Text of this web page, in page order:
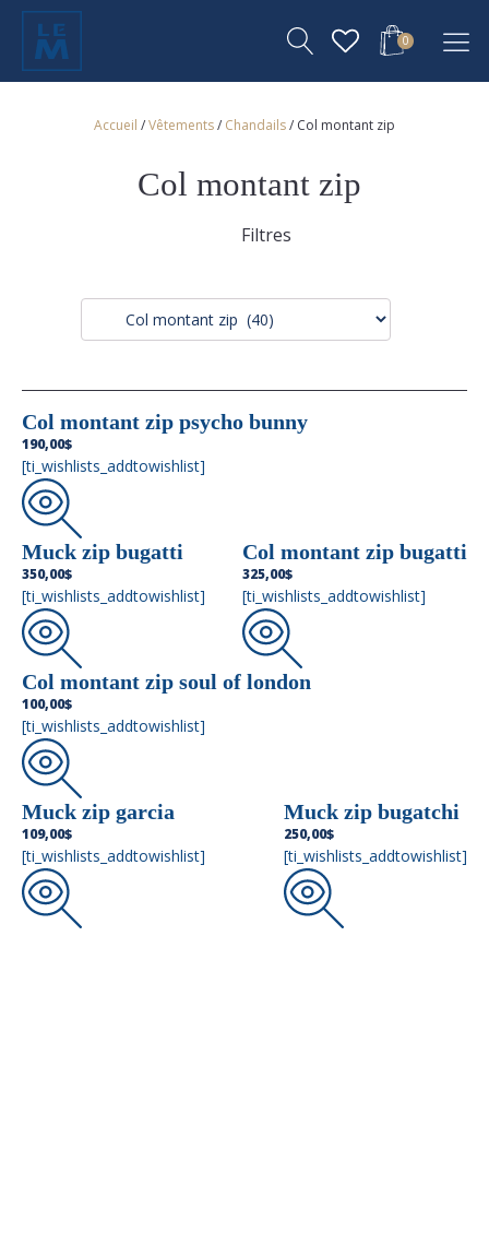
0
Accueil /Vêtements/ Chandails/ Col montant zip
Col montant zip
Filtres
Col montant zip psycho bunny
190,00$
[ti_wishlists_addtowishlist]
Muck zip bugatti
350,00$
[ti_wishlists_addtowishlist]
Col montant zip bugatti
325,00$
[ti_wishlists_addtowishlist]
Col montant zip soul of london
100,00$
[ti_wishlists_addtowishlist]
Muck zip garcia
109,00$
[ti_wishlists_addtowishlist]
Muck zip bugatchi
250,00$
[ti_wishlists_addtowishlist]